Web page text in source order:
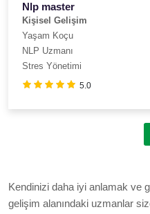
Nlp master
Kişisel Gelişim
Yaşam Koçu
NLP Uzmanı
Stres Yönetimi
5.0
Kendinizi daha iyi anlamak ve
gelişim alanındaki uzmanlar